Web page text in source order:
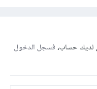
لديك حساب،فسجل الدخول